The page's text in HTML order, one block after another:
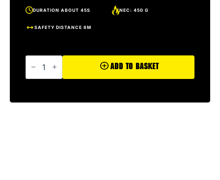
DURATION ABOUT 45S NEC: 450 G
SAFETY DISTANCE 8M
Viikinki
quantity
Add To Basket